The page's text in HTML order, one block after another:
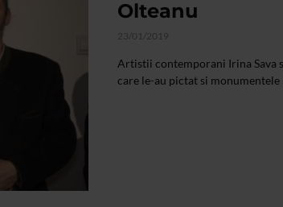
Olteanu
23/01/2019
Artistii contemporani Irina Sava
care le-au pictat si monumentele